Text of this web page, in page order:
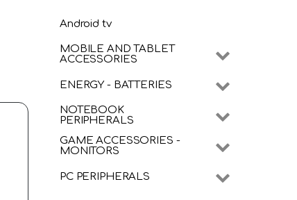
Android tv
MOBILE AND TABLET
ACCESSORIES
ENERGY - BATTERIES
NOTEBOOK
PERIPHERALS
GAME ACCESSORIES -
MONITORS
PC PERIPHERALS